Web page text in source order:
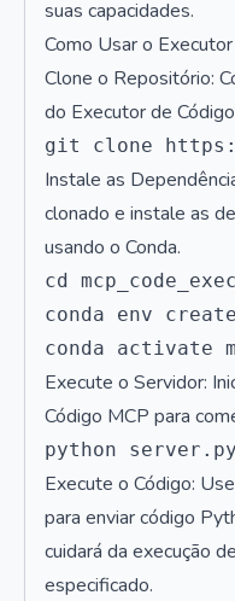
suas capacidades.
Como Usar o
Clone o Repositório:
do Executor de
Instale as
clonado e instale as
usando o Conda.
cd
conda env
Execute o Servidor:
Código MCP para
Execute o Código:
para enviar código
cuidará da execução
especificado.